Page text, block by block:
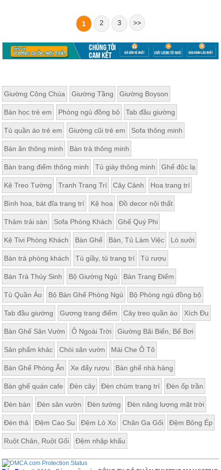
1 2 3 >>
Giường Công Chúa Giường Tầng Giường Boyson
Bàn học trẻ em Phòng ngủ đồng bộ Tab đầu giường
Tủ quần áo trẻ em Giường cũi trẻ em Sofa thông minh
Bàn ăn thông minh Bàn trà thông minh
Bàn trang điểm thông minh Tủ giày thông minh Ghế độc lạ
Kệ Treo Tường Tranh Trang Trí Cây Cảnh Hoa trang trí
Bình hoa, bát đĩa trang trí Kệ hoa Đồ decor nội thất
Thảm trải sàn Sofa Phòng Khách Ghế Quý Phi
Kệ Tivi Phòng Khách Bàn Ghế Bàn, Tủ Làm Việc Lò sưởi
Bàn trà phòng khách Tủ giầy, tủ trang trí Tủ rượu
Bàn Trà Thủy Sinh Bộ Giường Ngủ Bàn Trang Điểm
Tủ Quần Áo Bộ Bàn Ghế Phòng Ngủ Bộ Phòng ngủ đồng bộ
Tab đầu giường Gương trang điểm Cây treo quần áo Xích Đu
Bàn Ghế Sân Vườn Ô Ngoài Trời Giường Bãi Biển, Bể Bơi
Sản phẩm khác Chòi sân vườn Mái Che Ô Tô
Bàn Ghế Phòng Ăn Xe đẩy rượu Bàn ghế nhà hàng
Bàn ghế quán cafe Đèn cây Đèn chùm trang trí Đèn ốp trần
Đèn bàn Đèn sân vườn Đèn tường Đèn năng lượng mặt trời
Đèn thả Đệm Cao Su Đệm Lò Xo Chăn Ga Gối Đệm Bông Ép
Ruột Chăn, Ruột Gối Đệm nhập khẩu